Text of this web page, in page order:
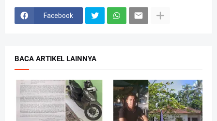
Facebook
BACA ARTIKEL LAINNYA